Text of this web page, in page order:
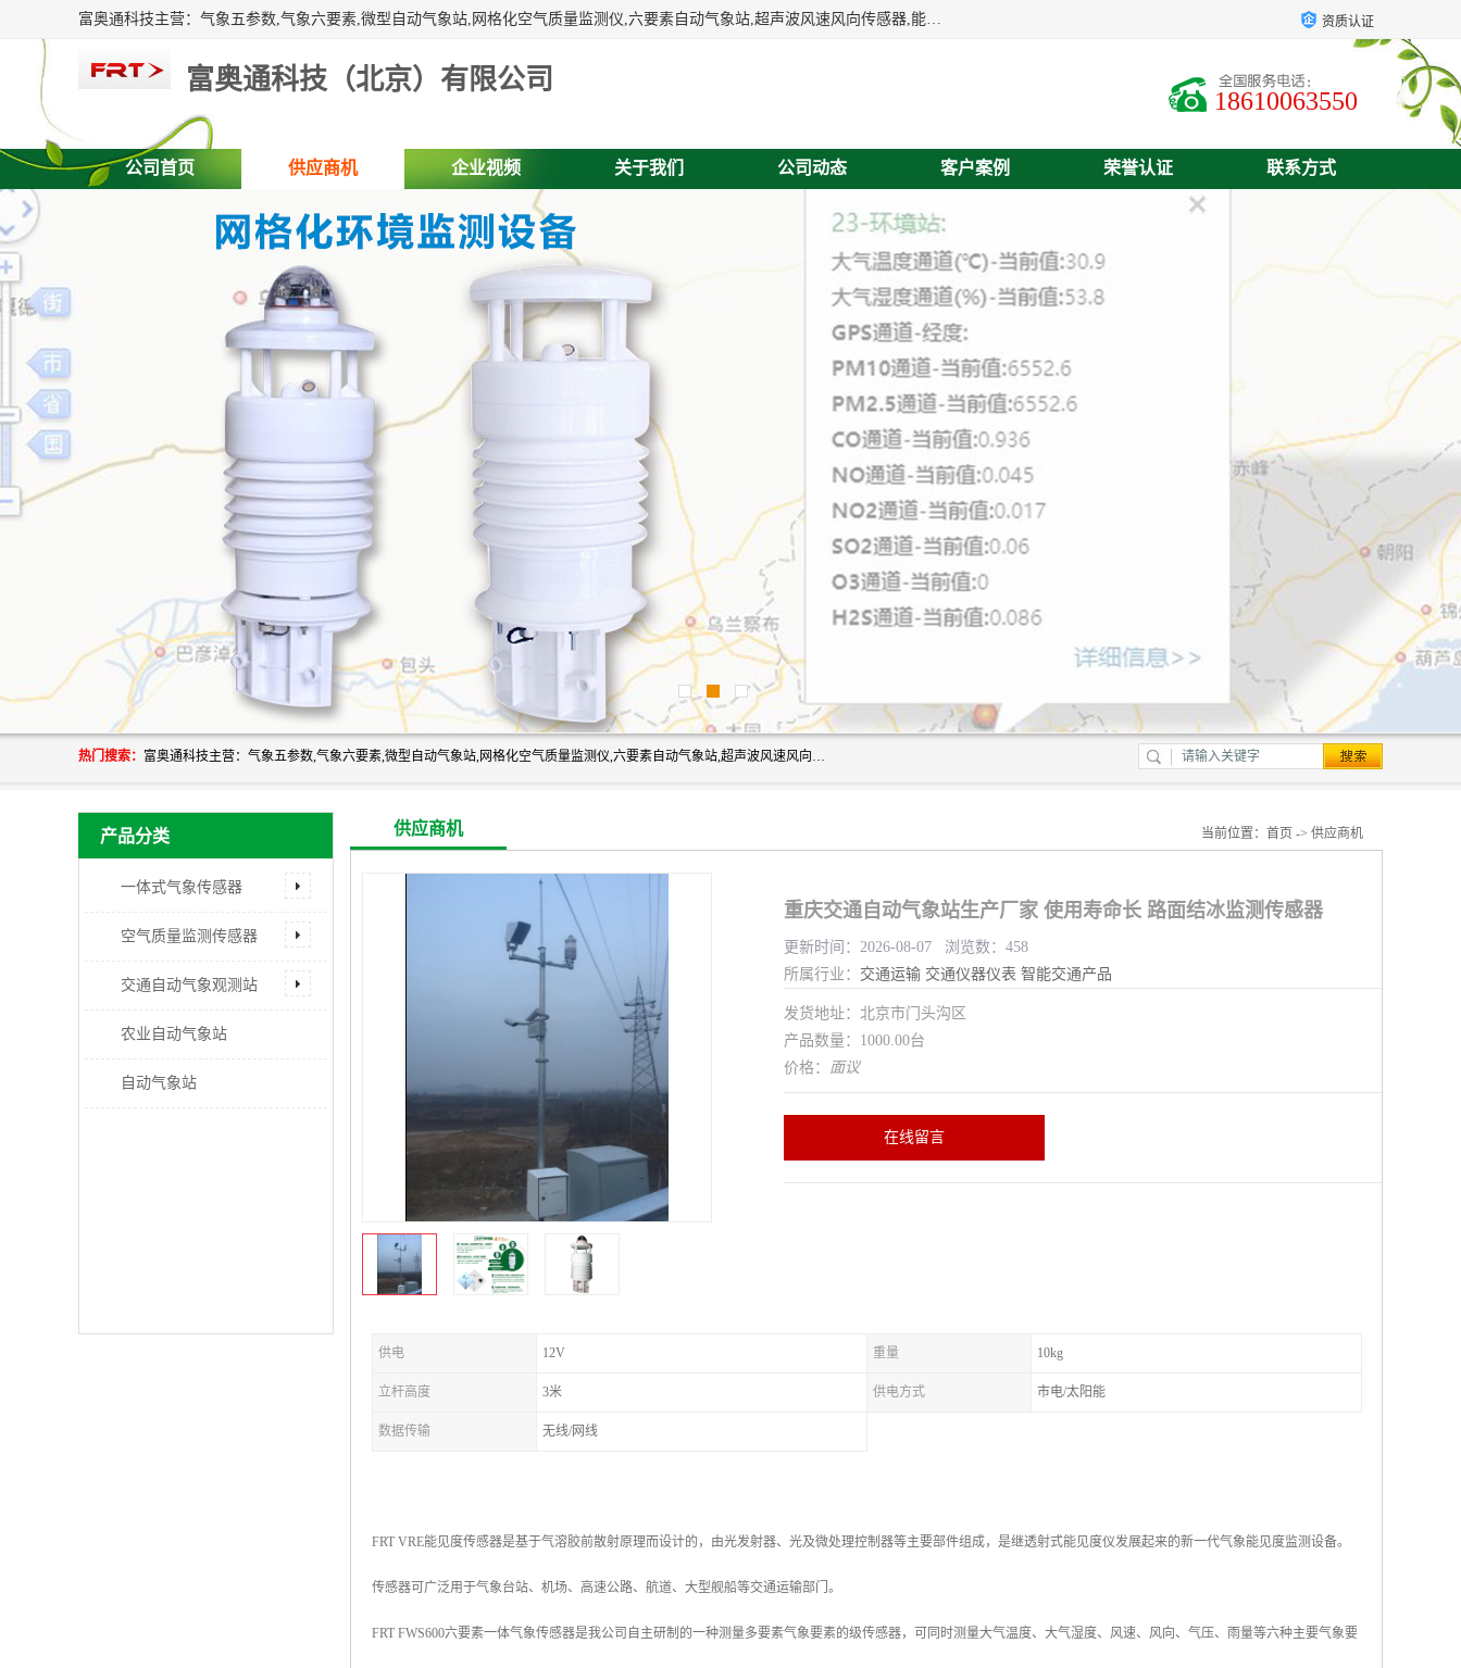
富奥通科技主营：气象五参数,气象六要素,微型自动气象站,网格化空气质量监测仪,六要素自动气象站,超声波风速风向传感器,能见度仪,大气微型站,交通自动气象站,高速路面结冰监测,路面状况传感器等。 资质认证
富奥通科技（北京）有限公司
18610063550
公司首页 供应商机 企业视频 关于我们 公司动态 客户案例 荣誉认证 联系方式
热门搜索： 富奥通科技主营：气象五参数,气象六要素,微型自动气象站,网格化空气质量监测仪,六要素自动气象站,超声波风速风向传感器,能见度仪,大气微型站,交通自动气象站,高速路面结冰监测,路面状况传感器等。
产品分类
一体式气象传感器
空气质量监测传感器
交通自动气象观测站
农业自动气象站
自动气象站
供应商机 当前位置： 首页 -> 供应商机
重庆交通自动气象站生产厂家 使用寿命长 路面结冰监测传感器
更新时间：2026-08-07 浏览数：458
所属行业： 交通运输 交通仪器仪表 智能交通产品
发货地址：北京市门头沟区
产品数量：1000.00台
价格： 面议
在线留言
供电 12V 重量 10kg
立杆高度 3米 供电方式 市电/太阳能
数据传输 无线/网线
FRT VRE能见度传感器是基于气溶胶前散射原理而设计的，由光发射器、光及微处理控制器等主要部件组成，是继透射式能见度仪发展起来的新一代气象能见度监测设备。
传感器可广泛用于气象台站、机场、高速公路、航道、大型舰船等交通运输部门。
FRT FWS600六要素一体气象传感器是我公司自主研制的一种测量多要素气象要素的级传感器，可同时测量大气温度、大气湿度、风速、风向、气压、雨量等六种主要气象要